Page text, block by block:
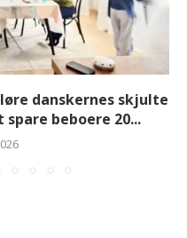
danskernes skjulte
beboere 20...